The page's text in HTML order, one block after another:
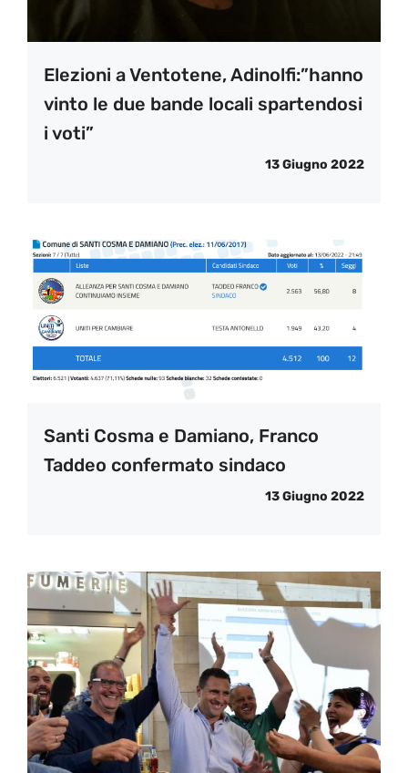
Elezioni a Ventotene, Adinolfi:”hanno
vinto le due bande locali spartendosi
i voti”
13 Giugno 2022
Santi Cosma e Damiano, Franco
Taddeo confermato sindaco
13 Giugno 2022